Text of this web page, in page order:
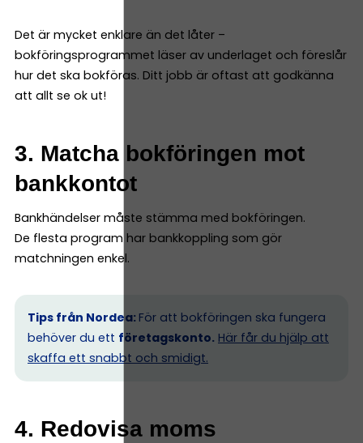
Det är mycket enklare än det låter –
bokföringsprogrammet läser av underlaget och föreslår
hur det ska bokföras. Ditt jobb är oftast att godkänna
att allt se ok ut!
3. Matcha bokföringen mot
bankkontot
Bankhändelser måste stämma med bokföringen.
De flesta program har bankkoppling som gör
matchningen enkel.
Tips från Nordea: För att bokföringen ska fungera
behöver du ett företagskonto. Här får du hjälp att
skaffa ett snabbt och smidigt.
4. Redovisa moms